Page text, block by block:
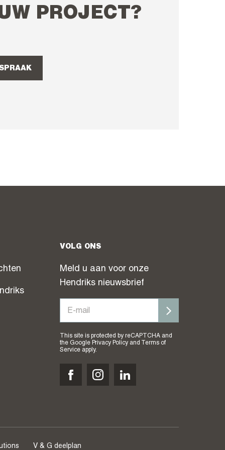
PROJECT?
VOLG ONS
Meld u aan voor onze
Hendriks nieuwsbrief
This site is protected by reCAPTCHA and
the Google Privacy Policy and
Terms of
Service apply.
V & G deelplan